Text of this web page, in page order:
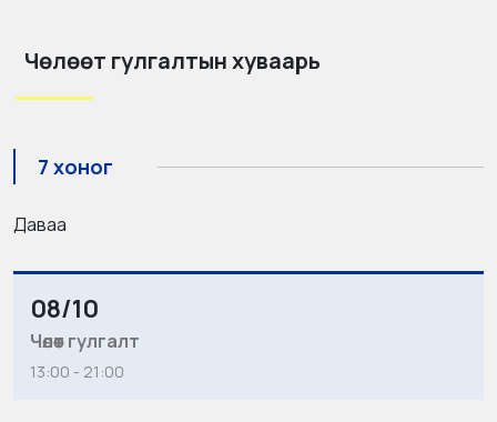
Чөлөөт гулгалтын хуваарь
7 хоног
Даваа
08/10
Чөлөөт гулгалт
13:00 - 21:00